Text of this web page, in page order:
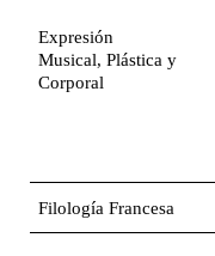
Expresión
Musical, Plástica y
Corporal
Filología Francesa